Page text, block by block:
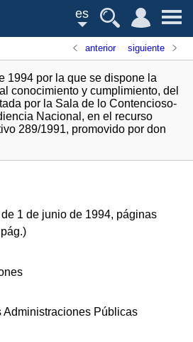
es
anterior siguiente
1994 por la que se dispone la
conocimiento y cumplimiento, del
por la Sala de lo Contencioso-
Nacional, en el recurso
289/1991, promovido por don
de 1 de junio de 1994, páginas
pág.)
Administraciones Públicas